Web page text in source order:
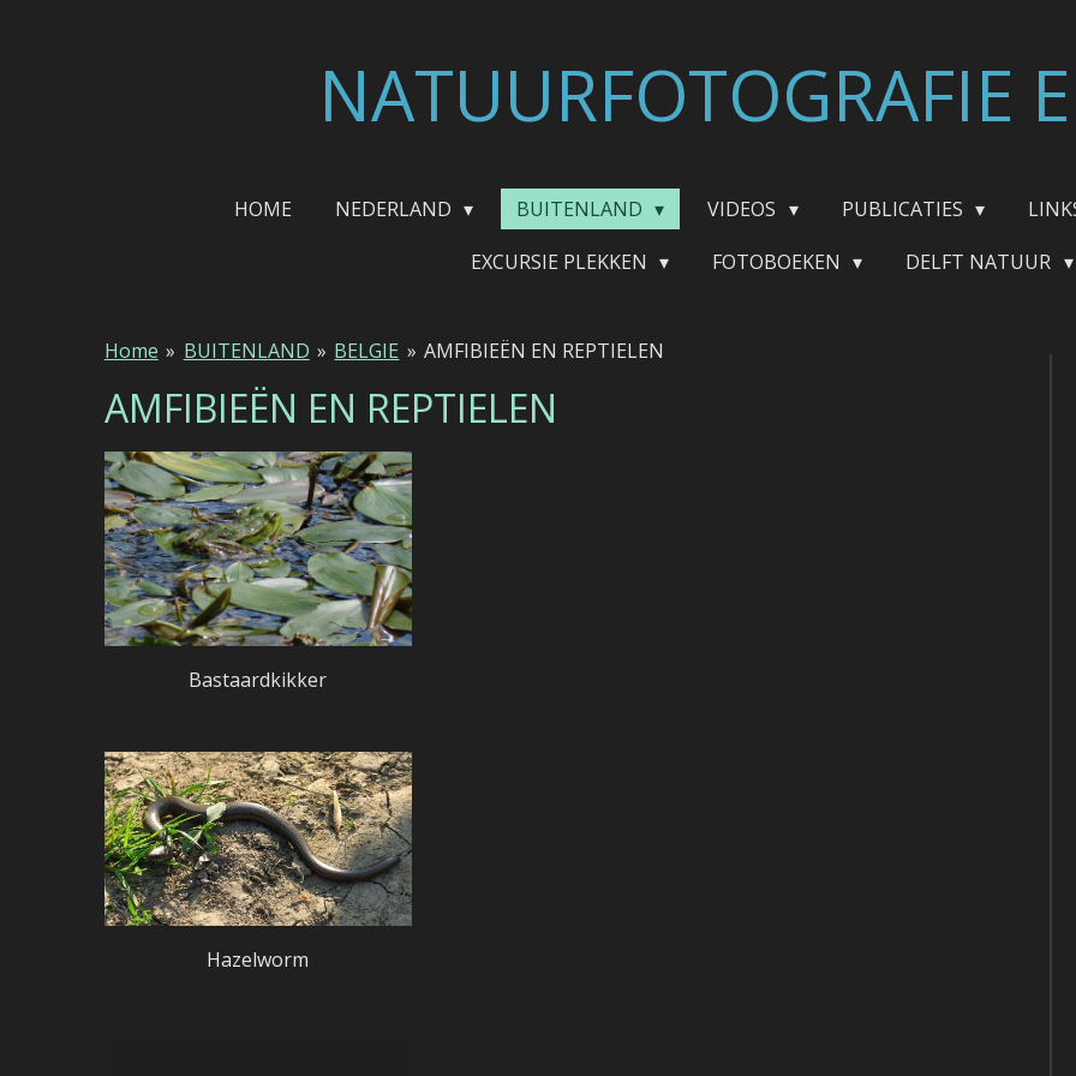
NATUURFOTOGRAFIE
HOME NEDERLAND BUITENLAND VIDEOS PUBLICATIES
EXCURSIE PLEKKEN
FOTOBOEKEN DELFT NATUUR
Home » BUITENLAND » BELGIE » AMFIBIEËN EN REPTIELEN
AMFIBIEËN EN REPTIELEN
Bastaardkikker
Hazelworm